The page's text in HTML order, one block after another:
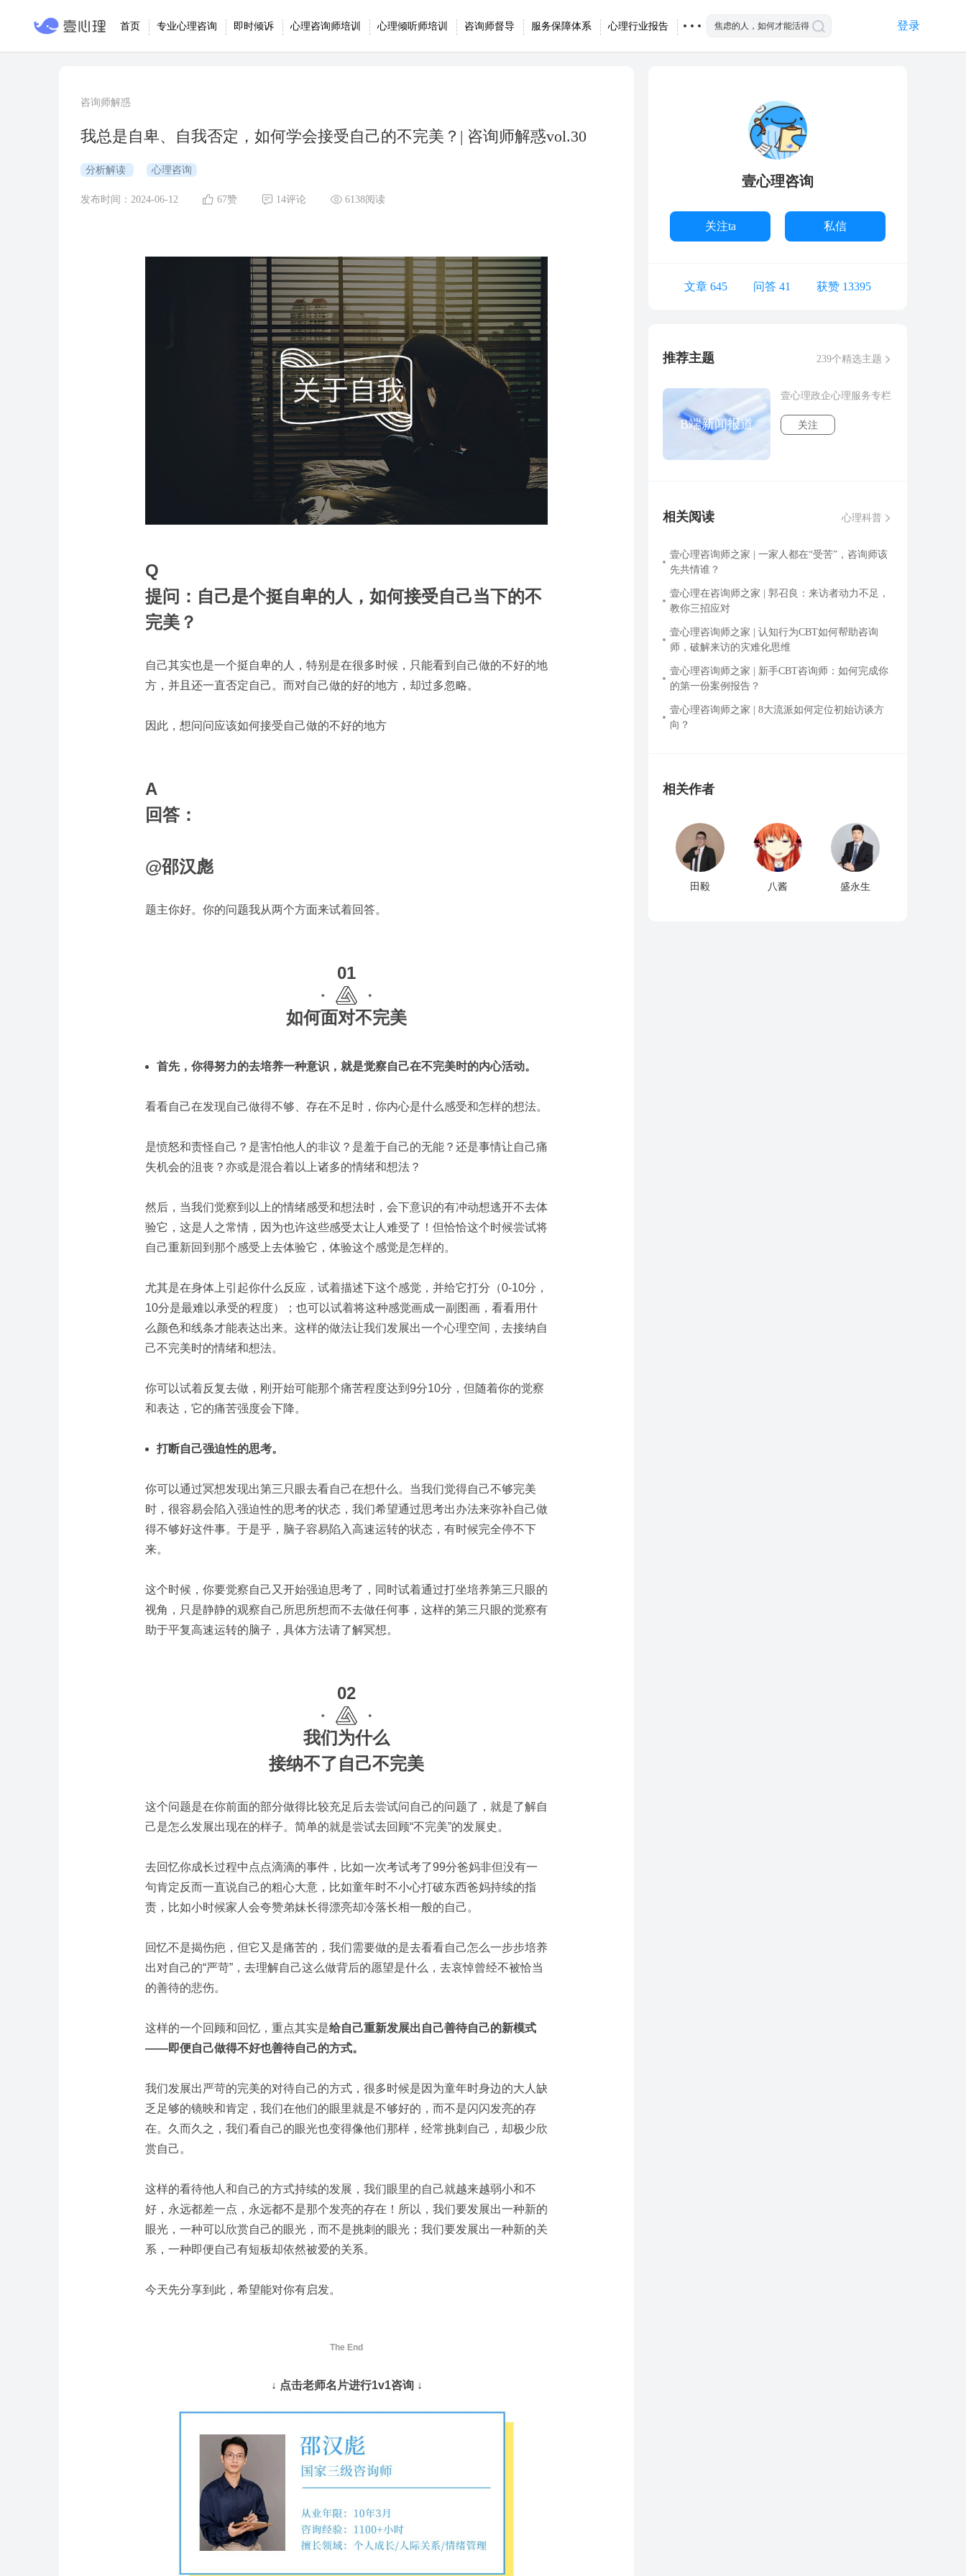
首页 专业心理咨询 即时倾诉 心理咨询师培训 心理倾听师培训 咨询师督导 服务保障体系 心理行业报告 登录
咨询师解惑
我总是自卑、自我否定，如何学会接受自己的不完美？| 咨询师解惑vol.30
分析解读 心理咨询
发布时间：2024-06-12 67赞 14评论 6138阅读
Q
提问： 自己是个挺自卑的人，如何接受自己当下的不
完美？
自己其实也是一个挺自卑的人，特别是在很多时候，只能看到自己做的不好的地
方，并且还一直否定自己。而对自己做的好的地方，却过多忽略。
因此，想问问应该如何接受自己做的不好的地方
A
回答：
@邵汉彪
题主你好。你的问题我从两个方面来试着回答。
01
如何面对不完美
首先，你得努力的去培养一种意识，就是觉察自己在不完美时的内心活动。
看看自己在发现自己做得不够、存在不足时，你内心是什么感受和怎样的想法。
是愤怒和责怪自己？是害怕他人的非议？是羞于自己的无能？还是事情让自己痛
失机会的沮丧？亦或是混合着以上诸多的情绪和想法？
然后，当我们觉察到以上的情绪感受和想法时，会下意识的有冲动想逃开不去体
验它，这是人之常情，因为也许这些感受太让人难受了！ 但恰恰这个时候尝试将
自己重新回到那个感受上去体验它，体验这个感觉是怎样的。
尤其是在身体上引起你什么反应，试着描述下这个感觉，并给它打分（0-10分，
10分是最难以承受的程度）；也可以试着将这种感觉画成一副图画，看看用什
么颜色和线条才能表达出来。这样的做法让我们发展出一个心理空间，去接纳自
己不完美时的情绪和想法。
你可以试着反复去做，刚开始可能那个痛苦程度达到9分10分，但随着你的觉察
和表达，它的痛苦强度会下降。
打断自己强迫性的思考。
你可以通过冥想发现出第三只眼去看自己在想什么。当我们觉得自己不够完美
时，很容易会陷入强迫性的思考的状态，我们希望通过思考出办法来弥补自己做
得不够好这件事。于是乎，脑子容易陷入高速运转的状态，有时候完全停不下
来。
这个时候，你要觉察自己又开始强迫思考了，同时试着通过打坐培养第三只眼的
视角，只是静静的观察自己所思所想而不去做任何事，这样的第三只眼的觉察有
助于平复高速运转的脑子，具体方法请了解冥想。
02
我们为什么
接纳不了自己不完美
这个问题是在你前面的部分做得比较充足后去尝试问自己的问题了，就是了解自
己是怎么发展出现在的样子。 简单的就是尝试去回顾“不完美”的发展史。
去回忆你成长过程中点点滴滴的事件，比如一次考试考了99分爸妈非但没有一
句肯定反而一直说自己的粗心大意，比如童年时不小心打破东西爸妈持续的指
责，比如小时候家人会夸赞弟妹长得漂亮却冷落长相一般的自己。
回忆不是揭伤疤，但它又是痛苦的，我们需要做的是去看看自己怎么一步步培养
出对自己的“严苛”，去理解自己这么做背后的愿望是什么，去哀悼曾经不被恰当
的善待的悲伤。
这样的一个回顾和回忆，重点其实是给自己重新发展出自己善待自己的新模式
——即便自己做得不好也善待自己的方式。
我们发展出严苛的完美的对待自己的方式，很多时候是因为童年时身边的大人缺
乏足够的镜映和肯定，我们在他们的眼里就是不够好的，而不是闪闪发亮的存
在。 久而久之，我们看自己的眼光也变得像他们那样，经常挑刺自己，却极少欣
赏自己。
这样的看待他人和自己的方式持续的发展，我们眼里的自己就越来越弱小和不
好，永远都差一点，永远都不是那个发亮的存在！所以，我们要发展出一种新的
眼光，一种可以欣赏自己的眼光，而不是挑刺的眼光；我们要发展出一种新的关
系，一种即便自己有短板却依然被爱的关系。
今天先分享到此，希望能对你有启发。
The End
↓ 点击老师名片进行1v1咨询 ↓
壹心理咨询
关注ta 私信
文章 645 问答 41 获赞 13395
推荐主题 239个精选主题
B端新闻报道
壹心理政企心理服务专栏
关注
相关阅读 心理科普
壹心理咨询师之家 | 一家人都在“受苦”，咨询师该
先共情谁？
壹心理在咨询师之家 | 郭召良：来访者动力不足，
教你三招应对
壹心理咨询师之家 | 认知行为CBT如何帮助咨询
师，破解来访的灾难化思维
壹心理咨询师之家 | 新手CBT咨询师：如何完成你
的第一份案例报告？
壹心理咨询师之家 | 8大流派如何定位初始访谈方
向？
相关作者
田毅 八酱 盛永生